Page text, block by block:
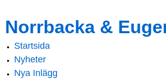
main
content
navigation
Norrbacka &
Main menu
Startsida
Nyheter
Nya Inlägg